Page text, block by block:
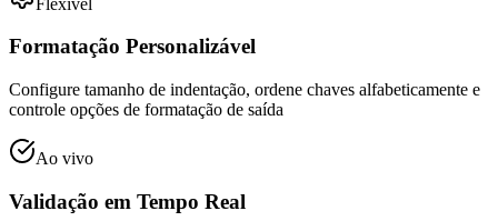
Formatação Personalizável
Configure tamanho de indentação, ordene chaves alfabeticamente e
controle opções de formatação de saída
Ao vivo
Validação em Tempo Real